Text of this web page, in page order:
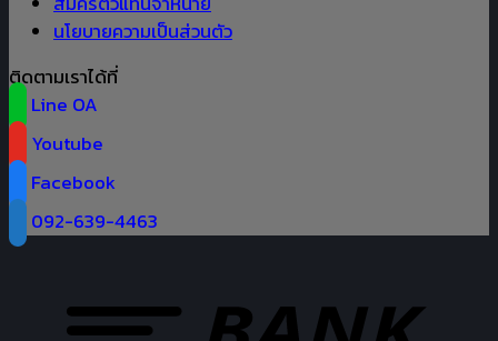
นโยบายความเป็นส่วนตัว
ติดตามเราได้ที่
Line OA
Youtube
Facebook
092-639-4463